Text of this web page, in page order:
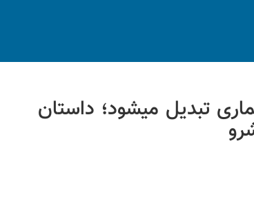
تبدیل میشود؛ داستان